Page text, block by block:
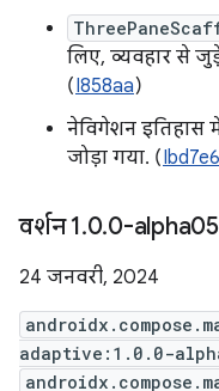
लिए, व्यवहार से
(I858aa)
नेविगेशन इतिहास
जोड़ा गया. (Ibd7e6
वर्शन 1.0.0-alpha05
24 जनवरी, 2024
adaptive:1.0.0-